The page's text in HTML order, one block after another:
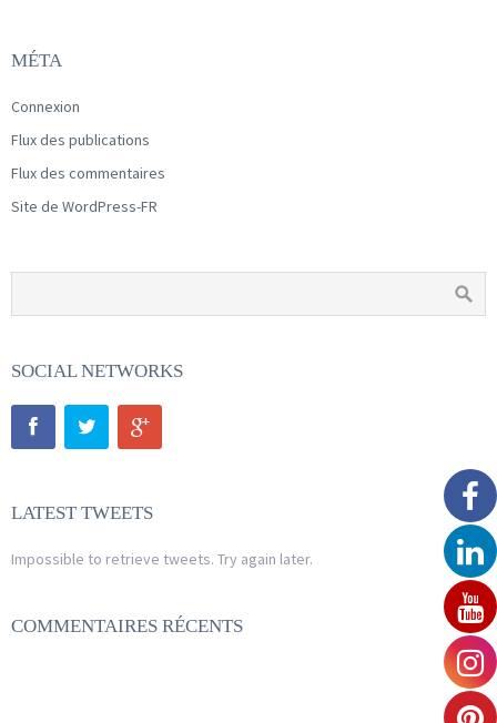
MÉTA
Connexion
Flux des publications
Flux des commentaires
Site de WordPress-FR
SOCIAL NETWORKS
LATEST TWEETS
Impossible to retrieve tweets. Try again later.
COMMENTAIRES RÉCENTS